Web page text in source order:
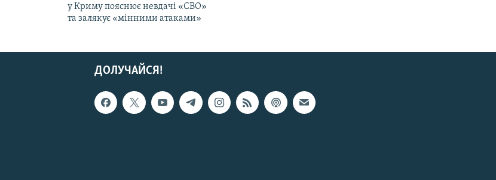
у Криму пояснює невдачі «СВО»
та залякує «мінними атаками»
ДОЛУЧАЙСЯ!